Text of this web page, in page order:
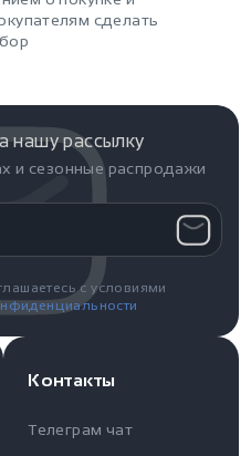
сделать
нашу рассылку
и сезонные распродажи
с условиями
Контакты
Телеграм чат